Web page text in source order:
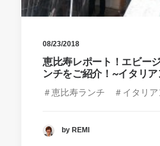
08/23/2018
恵比寿レポート！エビー
ンチをご紹介！~イタリア
＃恵比寿ランチ ＃イタリア
by REMI